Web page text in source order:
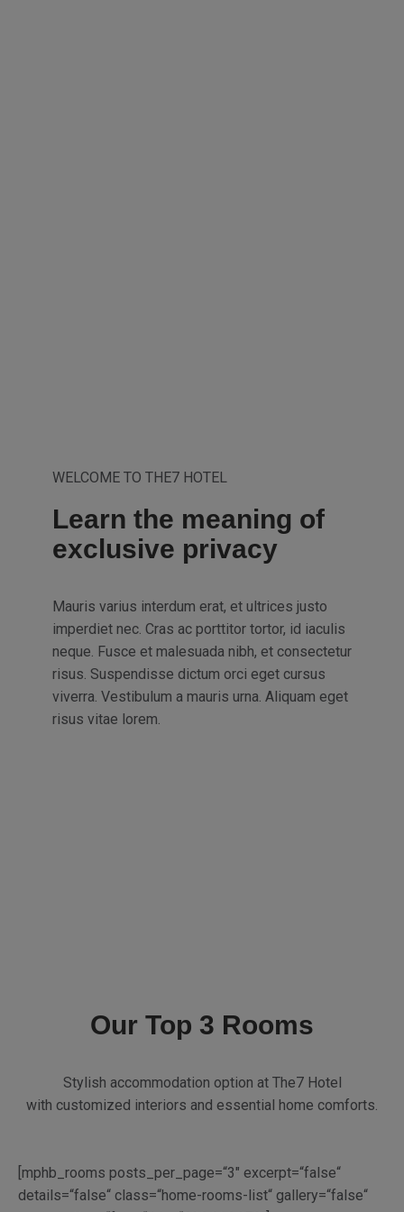
WELCOME TO THE7 HOTEL
Learn the meaning of
exclusive privacy
Mauris varius interdum erat, et ultrices justo
imperdiet nec. Cras ac porttitor tortor, id iaculis
neque. Fusce et malesuada nibh, et consectetur
risus. Suspendisse dictum orci eget cursus
viverra. Vestibulum a mauris urna. Aliquam eget
risus vitae lorem.
Our Top 3 Rooms
Stylish accommodation option at The7 Hotel
with customized interiors and essential home comforts.
[mphb_rooms posts_per_page=“3″ excerpt=“false“
details=“false“ class=“home-rooms-list“ gallery=“false“